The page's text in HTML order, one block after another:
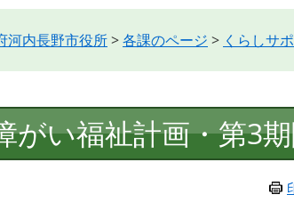
河内長野市役所>各課のページ > くらしサ
がい福祉計画・第3